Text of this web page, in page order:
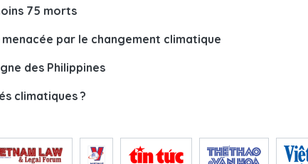
75 morts
par le changement climatique
des Philippines
climatiques ?